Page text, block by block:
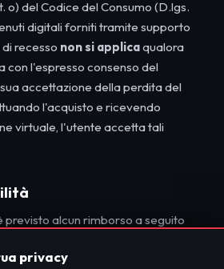
o) del Codice del Consumo (D.lgs.
digitali forniti tramite supporto
recesso non si applicaqualora
con l'espresso consenso del
accettazione della perdita del
l'acquisto e ricevendo
virtuale, l'utente accetta tali
previsto alcun rimborso a seguito
disabilitati. Eventuali richieste di
privacy